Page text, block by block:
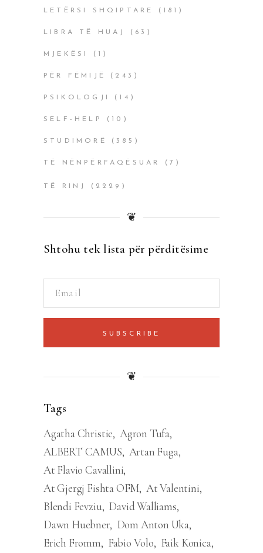
LETËRSI SHQIPTARE (181)
LIBRA TË HUAJ (63)
MJEKËSI (1)
PËR FËMIJË (243)
PSIKOLOGJI (14)
SELF-HELP (10)
STUDIMORË (385)
TË NËNPËRFAQËSUAR (7)
TË RINJ (2229)
❦
Shtohu tek lista për përditësime
SUBSCRIBE
❦
Tags
Agatha Christie Agron Tufa
ALBERT CAMUS Artan Fuga
At Flavio Cavallini
At Gjergj Fishta OFM At Valentini
Blendi Fevziu David Walliams
Dawn Huebner Dom Anton Uka
Erich Fromm
Fabio Volo
Faik Konica